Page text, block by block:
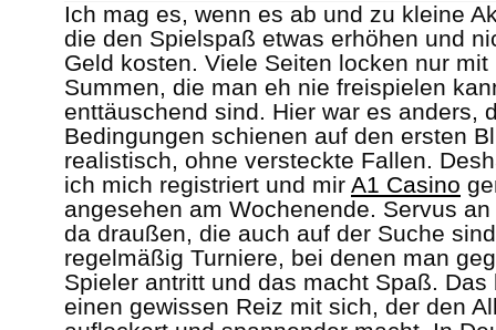
Ich mag es, wenn es ab und zu kleine
die den Spielspaß etwas erhöhen und
Geld kosten. Viele Seiten locken nur mit
Summen, die man eh nie freispielen
enttäuschend sind. Hier war es anders,
Bedingungen schienen auf den ersten
realistisch, ohne versteckte Fallen.
ich mich registriert und mir A1 Casino
angesehen am Wochenende. Servus
da draußen, die auch auf der Suche
regelmäßig Turniere, bei denen man
Spieler antritt und das macht Spaß. Das
einen gewissen Reiz mit sich, der den